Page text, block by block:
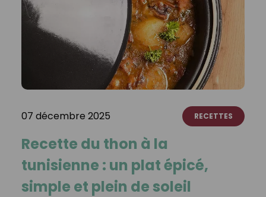
07 décembre 2025 RECETTES
Recette du thon à la
tunisienne : un plat épicé,
simple et plein de soleil